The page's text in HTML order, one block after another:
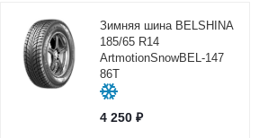
Зимняя шина BELSHINA
185/65 R14
ArtmotionSnowBEL-147
86T
4 250₽